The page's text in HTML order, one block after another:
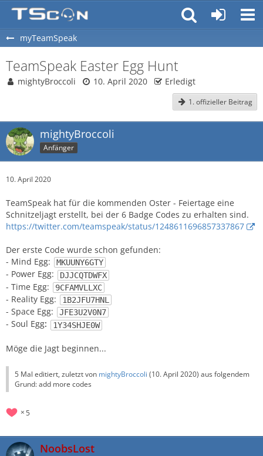
myTeamSpeak
TeamSpeak Easter Egg Hunt
mightyBroccoli 10. April 2020 Erledigt
1. offizieller Beitrag
mightyBroccoli
Anfänger
10. April 2020
TeamSpeak hat für die kommenden Oster - Feiertage eine
Schnitzeljagt erstellt, bei der 6 Badge Codes zu erhalten sind.
https://twitter.com/teamspeak/status/1248611696857337867
Der erste Code wurde schon gefunden:
- Mind Egg:
MKUUNY6GTY
- Power Egg: DJJCQTDWFX
- Time Egg: 9CFAMVLLXC
- Reality Egg: 1B2JFU7HNL
- Space Egg: JFE3U2V0N7
- Soul Egg: 1Y34SHJE0W
Möge die Jagt beginnen...
5 Mal editiert, zuletzt von mightyBroccoli (10. April 2020) aus folgendem
Grund: add more codes
5
NoobsLost